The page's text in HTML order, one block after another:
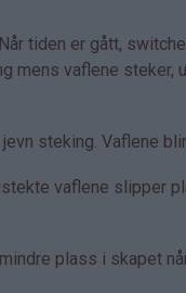
tiden er gått,
mens vaflene
steking. Vaflene
vaflene slipper
plass i skapet